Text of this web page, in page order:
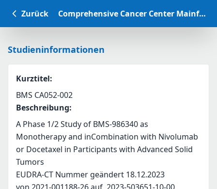
Zurück Comprehensive Cancer Center Mainfranken Studiendatenbank
Studieninformationen
Kurztitel:
BMS CA052-002
Beschreibung:
A Phase 1/2 Study of BMS-986340 as
Monotherapy and inCombination with Nivolumab
or Docetaxel in Participants with Advanced Solid
Tumors
EUDRA-CT Nummer geändert 18.12.2023